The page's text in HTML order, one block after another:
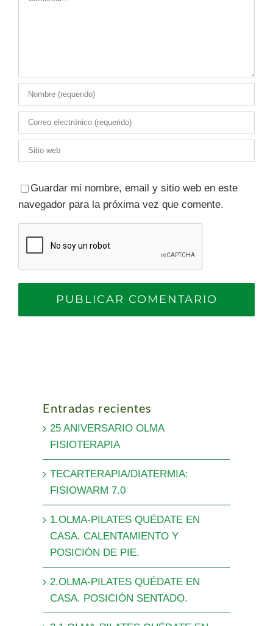
Guardar mi nombre, email y sitio web en este
navegador para la próxima vez que comente.
Entradas recientes
25 ANIVERSARIO OLMA
FISIOTERAPIA
TECARTERAPIA/DIATERMIA:
FISIOWARM 7.0
1.OLMA-PILATES QUÉDATE EN
CASA. CALENTAMIENTO Y
POSICIÓN DE PIE.
2.OLMA-PILATES QUÉDATE EN
CASA. POSICIÓN SENTADO.